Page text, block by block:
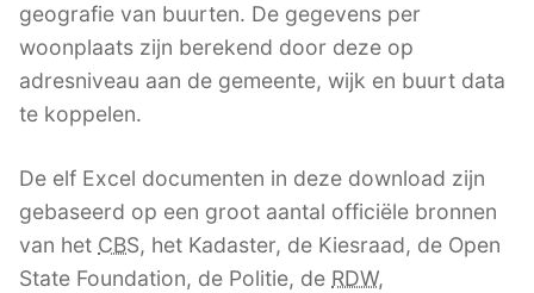
geografie van buurten. De gegevens per
woonplaats zijn berekend door deze op
adresniveau aan de gemeente, wijk en buurt data
te koppelen.
De elf Excel documenten in deze download zijn
gebaseerd op een groot aantal officiële bronnen
van het CBS, het Kadaster, de Kiesraad, de Open
State Foundation, de Politie, de RDW,